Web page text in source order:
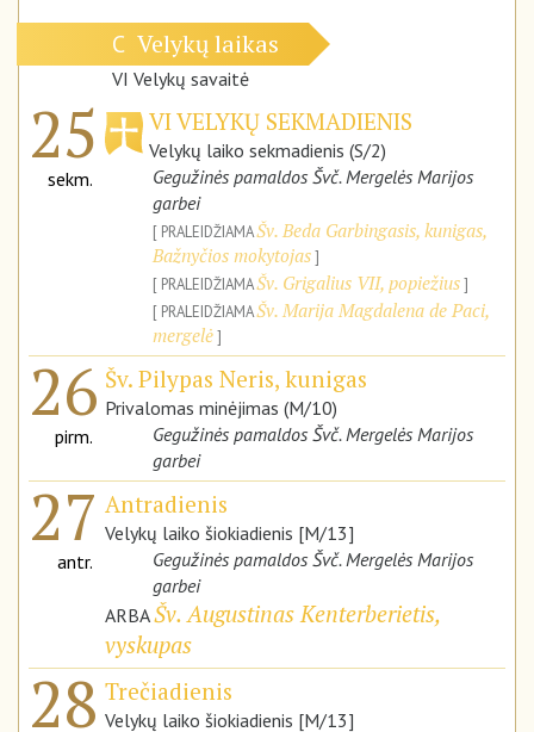
C Velykų laikas
VI Velykų savaitė
25
sekm.
VI VELYKŲ SEKMADIENIS
Velykų laiko sekmadienis (S/2)
Gegužinės pamaldos Švč. Mergelės Marijos
garbei
PRALEIDŽIAMAŠv. Beda Garbingasis, kunigas,
Bažnyčios mokytojas
PRALEIDŽIAMAŠv. Grigalius VII, popiežius
PRALEIDŽIAMAŠv. Marija Magdalena de Paci,
mergelė
26
pirm.
Šv. Pilypas Neris, kunigas
Privalomas minėjimas (M/10)
Gegužinės pamaldos Švč. Mergelės Marijos
garbei
27
antr.
Antradienis
Velykų laiko šiokiadienis [M/13]
Gegužinės pamaldos Švč. Mergelės Marijos
garbei
ARBAŠv. Augustinas Kenterberietis,
vyskupas
28 Trečiadienis
Velykų laiko šiokiadienis [M/13]